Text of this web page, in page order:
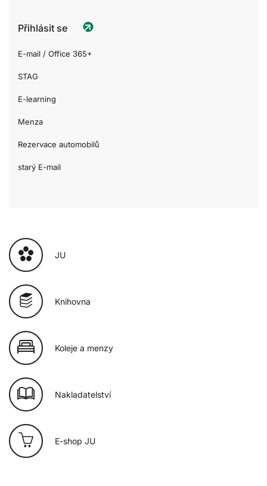
Přihlásit se
E-mail / Office 365+
STAG
E-learning
Menza
Rezervace automobilů
starý E-mail
JU
Knihovna
Koleje a menzy
Nakladatelství
E-shop JU